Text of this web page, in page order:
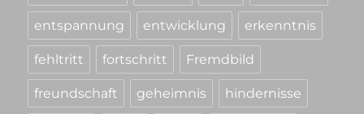
entspannung entwicklung erkenntnis
fehltritt fortschritt Fremdbild
freundschaft geheimnis hindernisse